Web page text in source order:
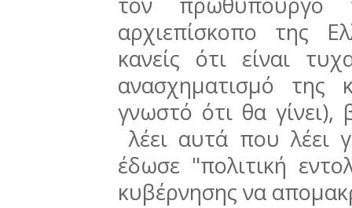
αρχιεπίσκοπο της
κανείς ότι είναι
ανασχηματισμό της
γνωστό ότι θα γίνει),
λέει αυτά που λέει
έδωσε "πολιτική
κυβέρνησης να